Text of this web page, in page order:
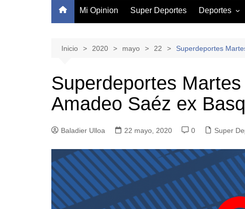
Mi Opinion Super Deportes Deportes
Basquetbol
Canotaje
Ciclismo
Natacion
Pesca y
Rodeo
Tenis
Tenis de
Inicio 2020 mayo 22 Superdeportes
Superdeportes
Amadeo Saéz ex
Baladier Ulloa 22 mayo, 2020 0 Super